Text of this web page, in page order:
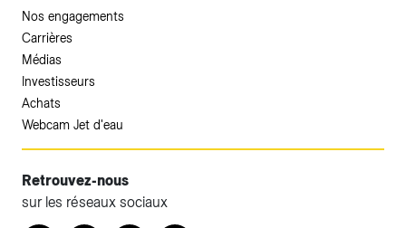
Nos engagements
Carrières
Médias
Investisseurs
Achats
Webcam Jet d'eau
Retrouvez-nous
sur les réseaux sociaux
Accéder à votre espace client SIG.